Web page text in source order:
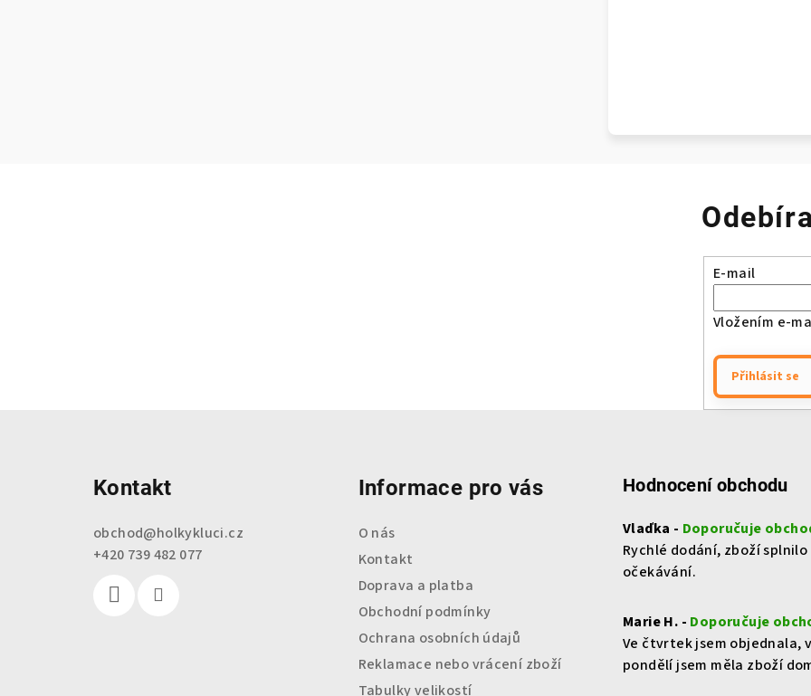
E-mail
Vložením e-
Přihlásit se
Kontakt
obchod@holkykluci.cz
+420 739 482 077
Informace pro vás
O nás
Kontakt
Doprava a platba
Obchodní podmínky
Ochrana osobních údajů
Reklamace nebo vrácení zboží
Tabulky velikostí
Hodnocení obchodu
Vlaďka - Doporučuje
Rychlé dodání, zboží splnilo
očekávání.
Marie H. - Doporučuje
Ve čtvrtek jsem objednala, v
pondělí jsem měla zboží